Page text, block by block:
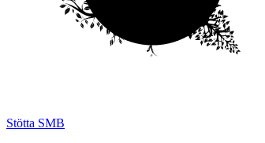
Stötta SMB